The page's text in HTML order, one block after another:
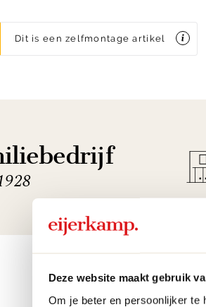
Deze website maakt gebruik
Om je beter en persoonlijker te
Dit is een zelfmontage artikel